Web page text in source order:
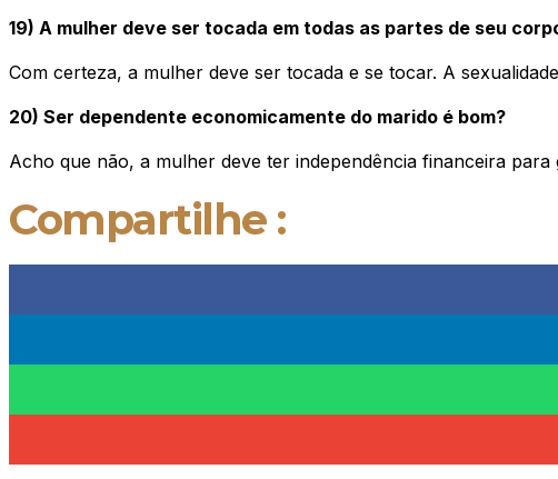
19) A mulher deve ser tocada em todas as partes de seu
Com certeza, a mulher deve ser tocada e se tocar. A
20) Ser dependente economicamente do marido é bom?
Acho que não, a mulher deve ter independência financeira
Compartilhe :